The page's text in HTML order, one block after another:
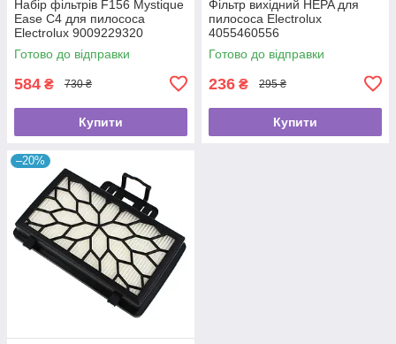
Набір фільтрів F156 Mystique
Ease C4 для пилососа
Electrolux 9009229320
Готово до відправки
584 ₴ 730 ₴
Купити
Фільтр вихідний HEPA для
пилососа Electrolux
4055460556
Готово до відправки
236 ₴ 295 ₴
Купити
–20%